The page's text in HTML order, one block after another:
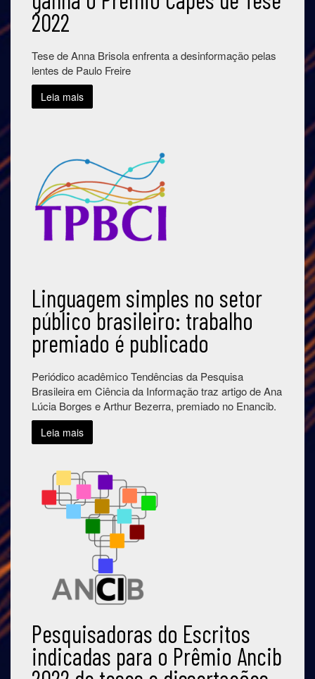
2022
Tese de Anna Brisola enfrenta a desinformação pelas
lentes de Paulo Freire
Leia mais
Linguagem simples no setor
público brasileiro: trabalho
premiado é publicado
Periódico acadêmico Tendências da Pesquisa
Brasileira em Ciência da Informação traz artigo de Ana
Lúcia Borges e Arthur Bezerra, premiado no Enancib.
Leia mais
Pesquisadoras do Escritos
indicadas para o Prêmio Ancib